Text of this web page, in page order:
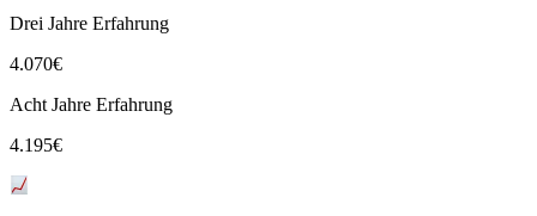
Drei Jahre Erfahrung
4.070€
Acht Jahre Erfahrung
4.195€